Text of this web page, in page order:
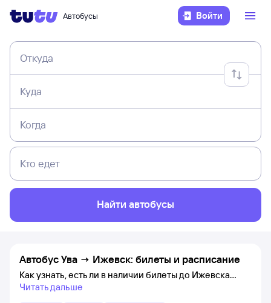
Автобусы Войти
Откуда
Куда
Когда
Кто едет
Найти автобусы
Автобус Ува → Ижевск: билеты и расписание
Как узнать, есть ли в наличии билеты до Ижевска
Читать дальше